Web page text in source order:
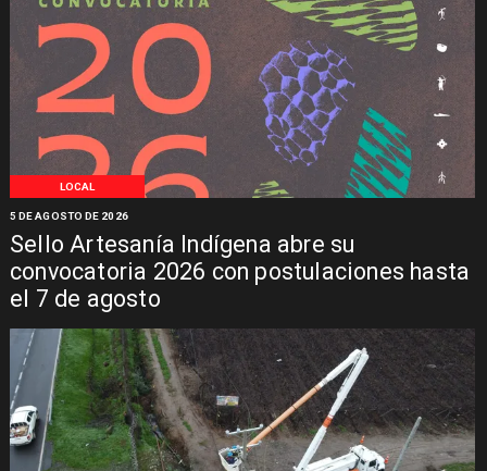
LOCAL
Sello Artesanía Indígena abre su
convocatoria 2026 con postulaciones hasta
el 7 de agosto
5 DE AGOSTO DE 2026